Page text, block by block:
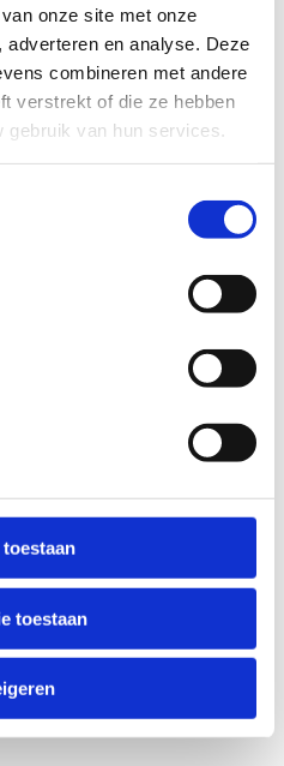
onze site met onze
en analyse. Deze
combineren met andere
verstrekt of die ze hebben
van hun services.
toestaan
jouw vraag behoort